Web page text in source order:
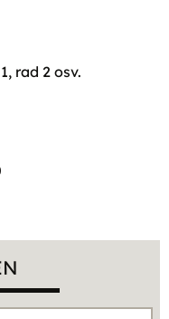
rad 2 osv.